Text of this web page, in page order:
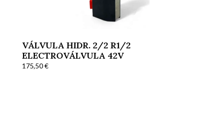
VÁLVULA HIDR. 2/2 R1/2
ELECTROVÁLVULA 42V
175,50€